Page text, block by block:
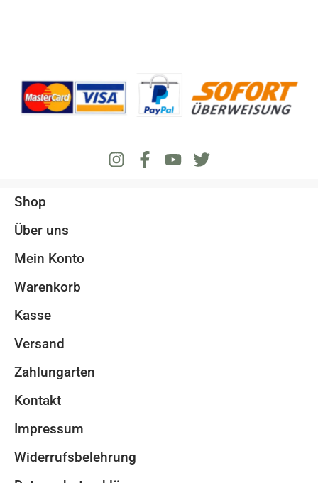
Shop
Über uns
Mein Konto
Warenkorb
Kasse
Versand
Zahlungarten
Kontakt
Impressum
Widerrufsbelehrung